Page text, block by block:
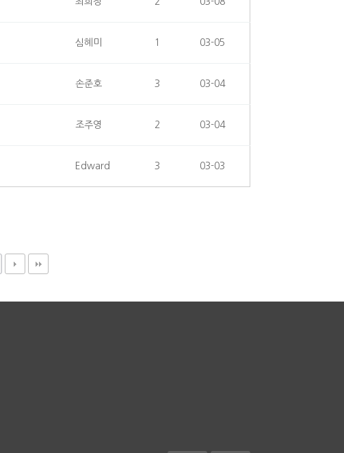
심혜미 1 03-05
손준호 3 03-04
조주영 2 03-04
Edward 3 03-03